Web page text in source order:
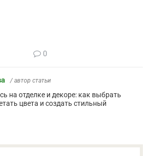
0
/ автор статьи
на отделке и декоре: как выбрать
цвета и создать стильный